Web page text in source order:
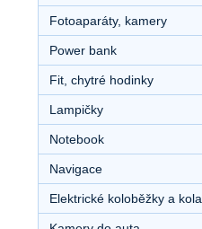
Fotoaparáty, kamery
Power bank
Fit, chytré hodinky
Lampičky
Notebook
Navigace
Elektrické koloběžky a kola